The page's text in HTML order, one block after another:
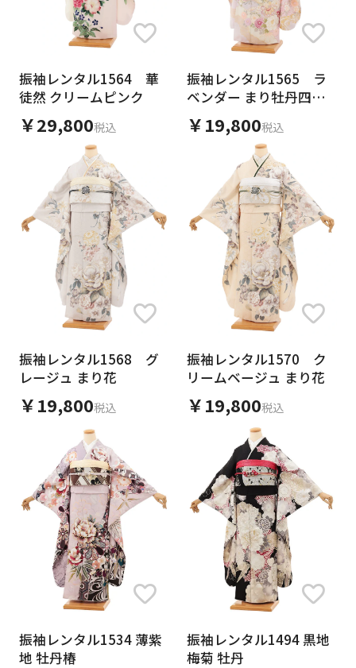
女性 男性 女の子 男の子
カテゴリ
サイズ
イメージ
振袖レンタル1564 華
徒然 クリームピンク
￥29,800税込
振袖レンタル1565 ラ
ベンダー まり牡丹四季
花
￥19,800税込
振袖レンタル1568 グ
レージュ まり花
￥19,800税込
振袖レンタル1570 ク
リームベージュ まり花
￥19,800税込
振袖レンタル1534 薄紫
地 牡丹椿
振袖レンタル1494 黒地
梅菊 牡丹